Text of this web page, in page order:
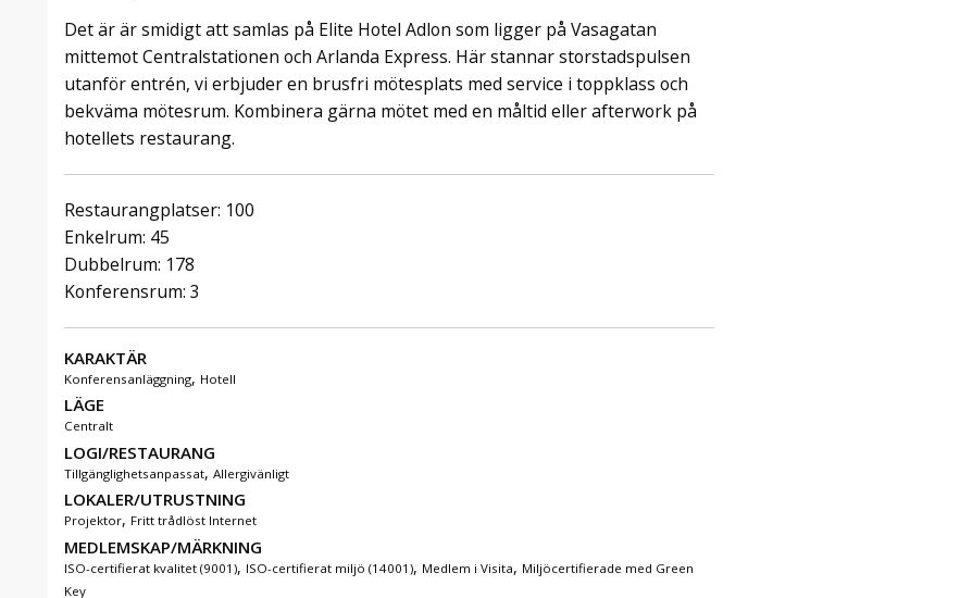
Det är är smidigt att samlas på Elite Hotel Adlon som ligger på Vasagatan
mittemot Centralstationen och Arlanda Express. Här stannar storstadspulsen
utanför entrén, vi erbjuder en brusfri mötesplats med service i toppklass och
bekväma mötesrum. Kombinera gärna mötet med en måltid eller afterwork på
hotellets restaurang.
Restaurangplatser: 100
Enkelrum: 45
Dubbelrum: 178
Konferensrum: 3
KARAKTÄR
Konferensanläggning, Hotell
LÄGE
Centralt
LOGI/RESTAURANG
Tillgänglighetsanpassat, Allergivänligt
LOKALER/UTRUSTNING
Projektor, Fritt trådlöst Internet
MEDLEMSKAP/MÄRKNING
ISO-certifierat kvalitet (9001), ISO-certifierat miljö (14001), Medlem i Visita, Miljöcertifierade med Green
Key